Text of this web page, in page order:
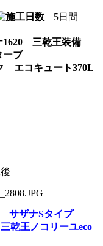
5日間
三乾王装備
ブ
エコキュート370L
サザナSタイプ
乾王ノコリーユeco